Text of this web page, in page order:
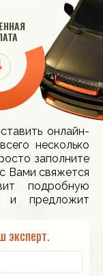
онлайн-
несколько
заполните
Вами свяжется
подробную
и предложит
эксперт.